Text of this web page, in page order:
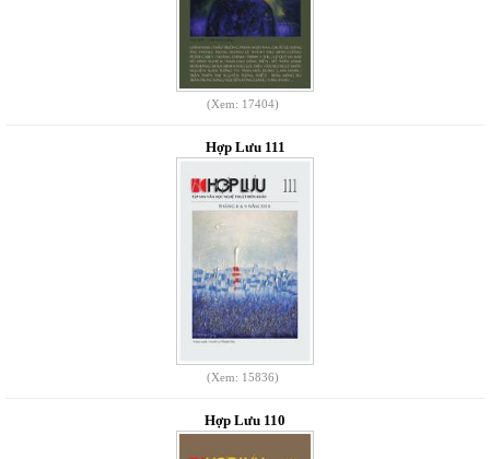
(Xem: 17404)
Hợp Lưu 111
(Xem: 15836)
Hợp Lưu 110